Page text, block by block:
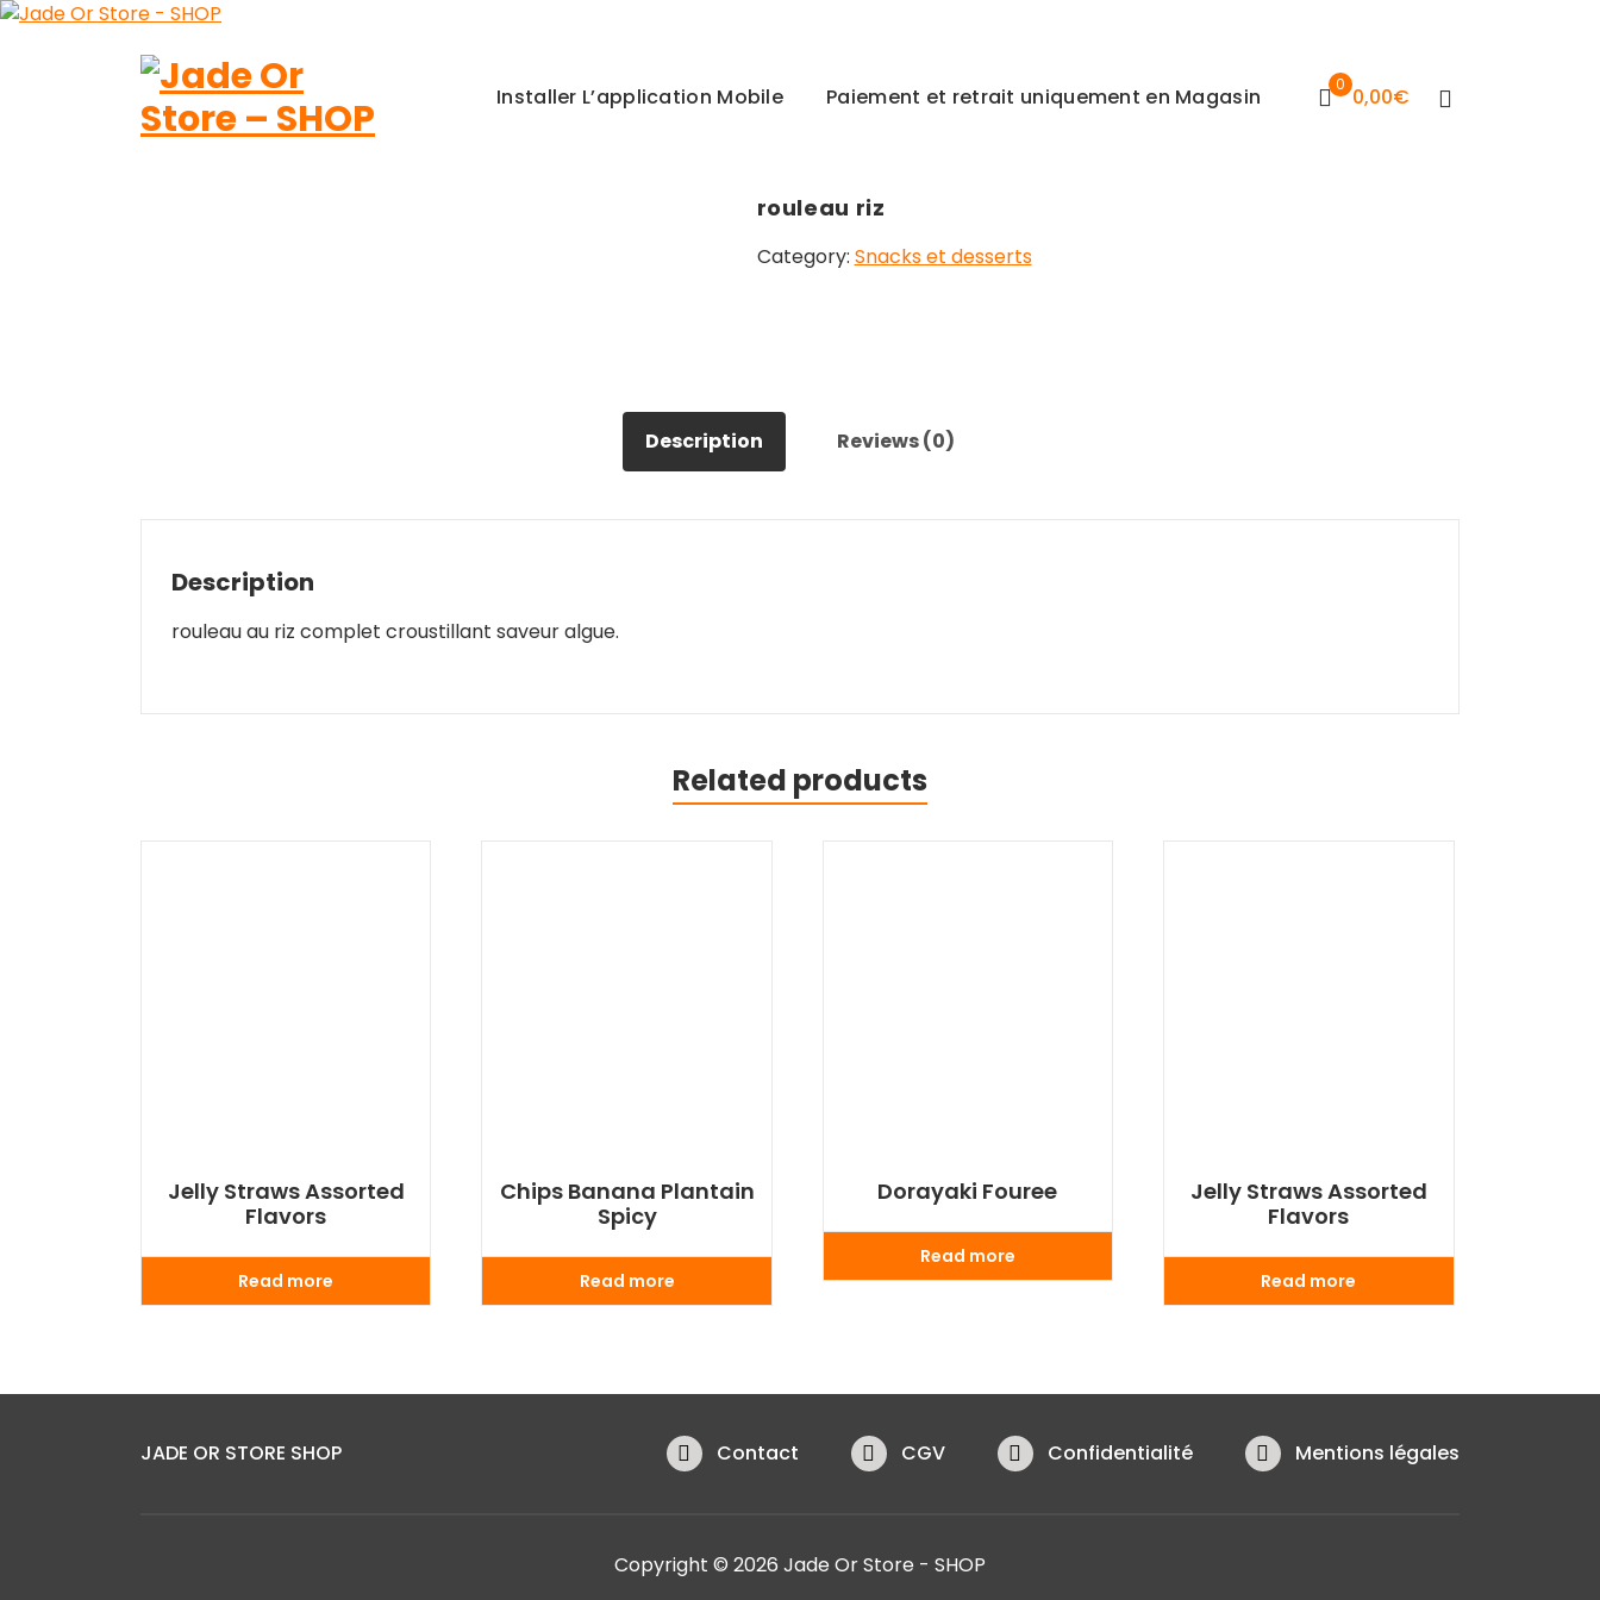
Aller
Installer L’application Mobile Paiement et retrait uniquement en Magasin 0 0,00€
rouleau riz
Category: Snacks et desserts
Description Reviews (0)
Description
rouleau au riz complet croustillant saveur algue.
Related products
Jelly Straws Assorted
Flavors
Read more
Chips Banana Plantain
Spicy
Read more
Dorayaki Fouree
Read more
Jelly Straws Assorted
Flavors
Read more
JADE OR STORE SHOP Contact CGV Confidentialité Mentions légales
Copyright © 2026 Jade Or Store - SHOP